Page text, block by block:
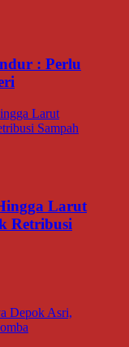
: Perlu
Larut
Retribusi